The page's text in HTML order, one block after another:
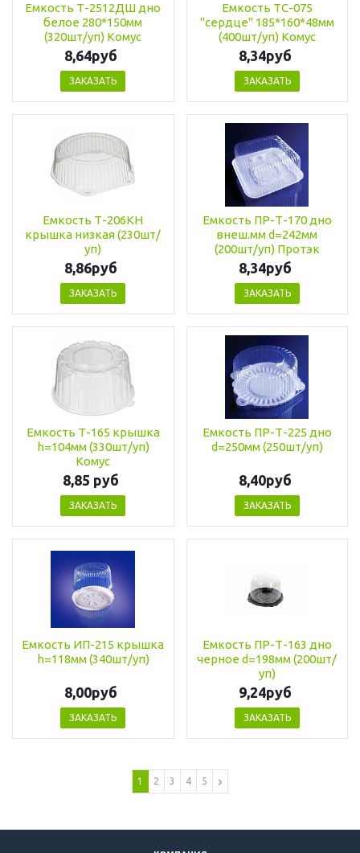
Емкость Т-2512ДШ дно
белое 280*150мм
(320шт/уп) Комус
8,64руб
ЗАКАЗАТЬ
Емкость ТС-075
"сердце" 185*160*48мм
(400шт/уп) Комус
8,34руб
ЗАКАЗАТЬ
Емкость Т-206КН
крышка низкая (230шт/
уп)
8,86руб
ЗАКАЗАТЬ
Емкость ПР-Т-170 дно
внеш.мм d=242мм
(200шт/уп) Протэк
8,34руб
ЗАКАЗАТЬ
Емкость Т-165 крышка
h=104мм (330шт/уп)
Комус
8,85 руб
ЗАКАЗАТЬ
Емкость ПР-Т-225 дно
d=250мм (250шт/уп)
8,40руб
ЗАКАЗАТЬ
Емкость ИП-215 крышка
h=118мм (340шт/уп)
8,00руб
ЗАКАЗАТЬ
Емкость ПР-Т-163 дно
черное d=198мм (200шт/
уп)
9,24руб
ЗАКАЗАТЬ
1 2 3 4 5